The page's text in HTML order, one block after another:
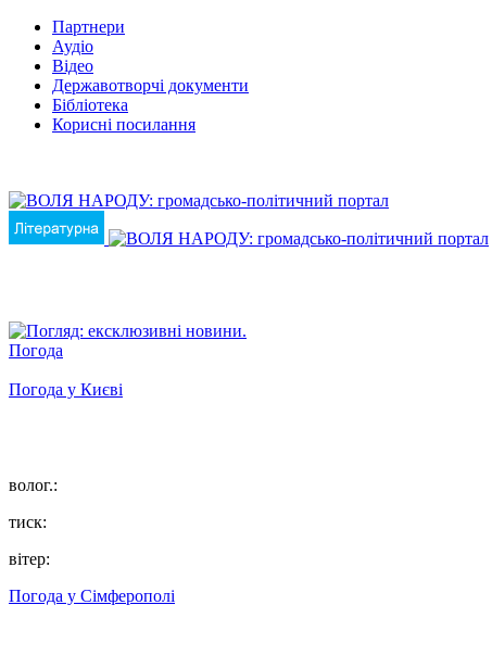
Партнери
Аудіо
Відео
Державотворчі документи
Бібліотека
Корисні посилання
Погода
Погода у Києві
волог.:
тиск:
вітер:
Погода у Сімферополі